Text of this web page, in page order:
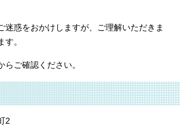
迷惑をおかけしますが、ご理解いただきま
す。
ご確認ください。
2